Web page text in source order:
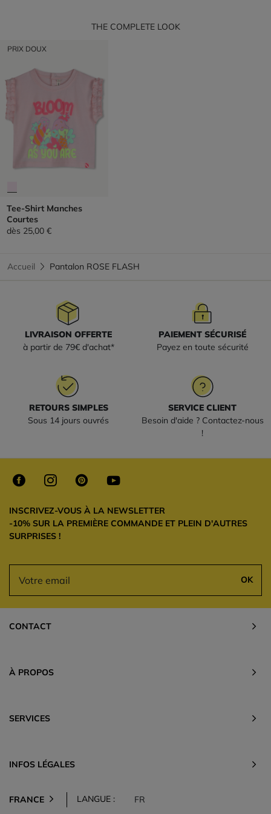
THE COMPLETE LOOK
PRIX DOUX
Tee-Shirt Manches
Courtes
dès 25,00 €
Accueil Pantalon ROSE FLASH
LIVRAISON OFFERTE
à partir de 79€ d'achat*
PAIEMENT SÉCURISÉ
Payez en toute sécurité
RETOURS SIMPLES
Sous 14 jours ouvrés
SERVICE CLIENT
Besoin d'aide ? Contactez-nous
!
INSCRIVEZ-VOUS À LA NEWSLETTER
-10% SUR LA PREMIÈRE COMMANDE ET PLEIN D'AUTRES
SURPRISES !
OK
CONTACT
À PROPOS
SERVICES
INFOS LÉGALES
FRANCE LANGUE : FR